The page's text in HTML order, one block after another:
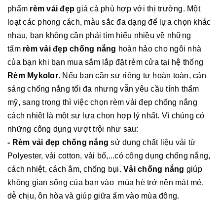
phẩm rèm vải đẹp giá cả phù hợp với thị trường. Một
loạt các phong cách, màu sắc đa dạng để lựa chọn khác
nhau, bạn không cần phải tìm hiểu nhiều về những
tấm rèm vải đẹp chống nắng hoàn hảo cho ngôi nhà
của bạn khi bạn mua sắm lắp đặt rèm cửa tại hệ thống
Rèm Mykolor. Nếu bạn cần sự riêng tư hoàn toàn, cản
sáng chống nắng tối đa nhưng vẫn yêu cầu tính thẩm
mỹ, sang trọng thì việc chọn rèm vải đẹp chống nắng
cách nhiệt là một sự lựa chọn hợp lý nhất. Vì chúng có
những công dụng vượt trội như sau:
- Rèm vải đẹp chống nắngsử dụng chất liệu vải từ
Polyester, vải cotton, vải bố,...có công dụng chống nắng,
cách nhiệt, cách âm, chống bụi. Vải chống nắng giúp
không gian sống của bạn vào mùa hè trở nên mát mẻ,
dễ chịu, ôn hòa và giúp giữa ấm vào mùa đông.